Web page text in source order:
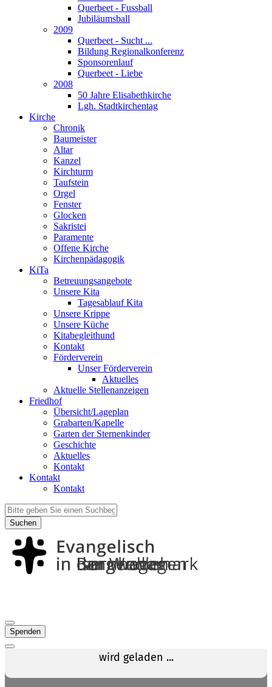
Querbeet - Fussball
Jubiläumsball
2009
Querbeet - Sucht ...
Bildung Regionalkonferenz
Sponsorenlauf
Querbeet - Liebe
2008
50 Jahre Elisabethkirche
Lgh. Stadtkirchentag
Kirche
Chronik
Baumeister
Altar
Kanzel
Kirchturm
Taufstein
Orgel
Fenster
Glocken
Sakristei
Paramente
Offene Kirche
Kirchenpädagogik
KiTa
Betreuungsangebote
Unsere Kita
Tagesablauf Kita
Unsere Krippe
Unsere Küche
Kitabegleithund
Kontakt
Förderverein
Unser Förderverein
Aktuelles
Aktuelle Stellenanzeigen
Friedhof
Übersicht/Lageplan
Grabarten/Kapelle
Garten der Sternenkinder
Geschichte
Aktuelles
Kontakt
Kontakt
Kontakt
Suchen
Spenden